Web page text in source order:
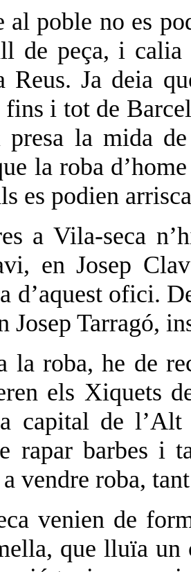
al poble no es
de peça, i calia
Reus. Ja deia
i tot de
la mida
la roba
es podien
a Vila-seca
en Josep
d’aquest ofici.
Josep Tarragó,
la roba, he de
els Xiquets
capital de
rapar barbes i
vendre roba,
venien de
que lluïa